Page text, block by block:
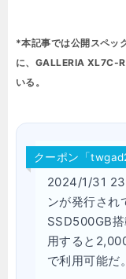
*本記事では公開スペッ
に、GALLERIA XL7C-
いる。
クーポン「
2024/1/31
ンが発行さ
SSD500GB
用すると
で利用可能だ。